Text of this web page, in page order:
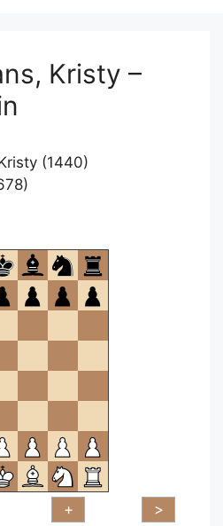
Kristy –
(1440)